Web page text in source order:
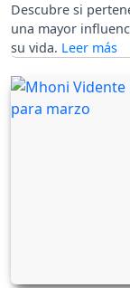
Descubre si
una mayor
su vida.